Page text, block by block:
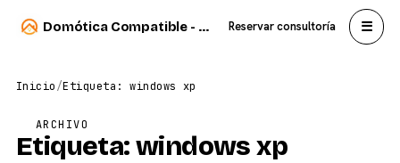
Domótica Compatible - Carlos Sahuquillo Reservar consultoría ☰
Inicio/Etiqueta: windows xp
ARCHIVO
Etiqueta:windows xp